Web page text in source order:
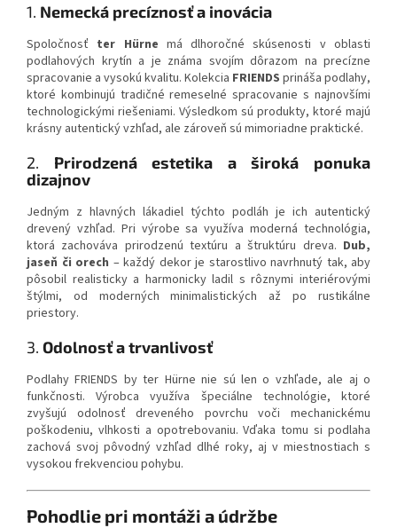
1. Nemecká precíznosť a inovácia
Spoločnosť ter Hürne má dlhoročné skúsenosti v oblasti
podlahových krytín a je známa svojím dôrazom na precízne
spracovanie a vysokú kvalitu. Kolekcia FRIENDS prináša podlahy,
ktoré kombinujú tradičné remeselné spracovanie s najnovšími
technologickými riešeniami. Výsledkom sú produkty, ktoré majú
krásny autentický vzhľad, ale zároveň sú mimoriadne praktické.
2. Prirodzená estetika a široká ponuka
dizajnov
Jedným z hlavných lákadiel týchto podláh je ich autentický
drevený vzhľad. Pri výrobe sa využíva moderná technológia,
ktorá zachováva prirodzenú textúru a štruktúru dreva. Dub,
jaseň či orech – každý dekor je starostlivo navrhnutý tak, aby
pôsobil realisticky a harmonicky ladil s rôznymi interiérovými
štýlmi, od moderných minimalistických až po rustikálne
priestory.
3. Odolnosť a trvanlivosť
Podlahy FRIENDS by ter Hürne nie sú len o vzhľade, ale aj o
funkčnosti. Výrobca využíva špeciálne technológie, ktoré
zvyšujú odolnosť dreveného povrchu voči mechanickému
poškodeniu, vlhkosti a opotrebovaniu. Vďaka tomu si podlaha
zachová svoj pôvodný vzhľad dlhé roky, aj v miestnostiach s
vysokou frekvenciou pohybu.
Pohodlie pri montáži a údržbe